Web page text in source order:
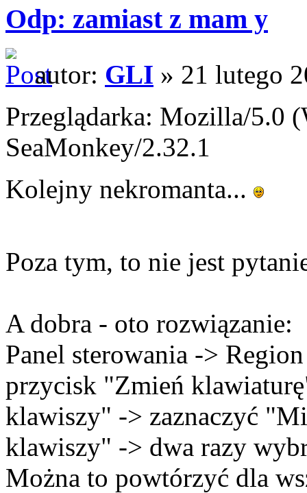
Odp: zamiast z mam y
autor: GLI » 21 lutego
Przeglądarka: Mozilla/5.0
SeaMonkey/2.32.1
Kolejny nekromanta...
Poza tym, to nie jest
A dobra - oto rozwiązanie:
Panel sterowania ->
przycisk "Zmień
klawiszy" -> zaznaczyć
klawiszy" -> dwa razy
Można to powtórzyć dla